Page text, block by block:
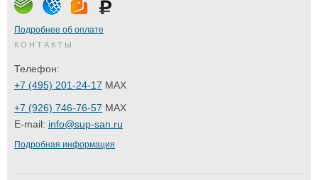
Подробнее об оплате
КОНТАКТЫ
Телефон:
+7 (495) 201-24-17 MAX
+7 (926) 746-76-57 MAX
E-mail: info@sup-san.ru
Подробная информация